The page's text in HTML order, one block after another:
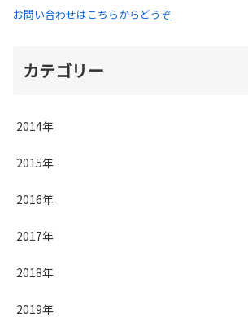
お問い合わせはこちらからどうぞ
カテゴリー
2014年
2015年
2016年
2017年
2018年
2019年